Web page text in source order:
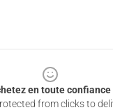
en toute confiance
from clicks to